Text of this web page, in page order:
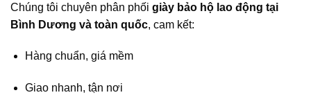
Chúng tôi chuyên phân phối giày bảo hộ lao động tại
Bình Dương và toàn quốc, cam kết:
Hàng chuẩn, giá mềm
Giao nhanh, tận nơi